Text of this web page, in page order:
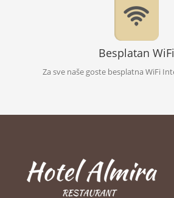
Besplatan WiFi
Za sve naše goste besplatna WiFi